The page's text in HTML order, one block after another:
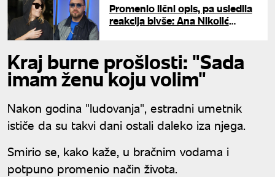
Promenio lični opis, pa usledila
reakcija bivše: Ana Nikolić
Kraj burne prošlosti: "Sada
imam ženu koju volim"
Nakon godina "ludovanja", estradni umetnik
ističe da su takvi dani ostali daleko iza njega.
Smirio se, kako kaže, u bračnim vodama i
potpuno promenio način života.